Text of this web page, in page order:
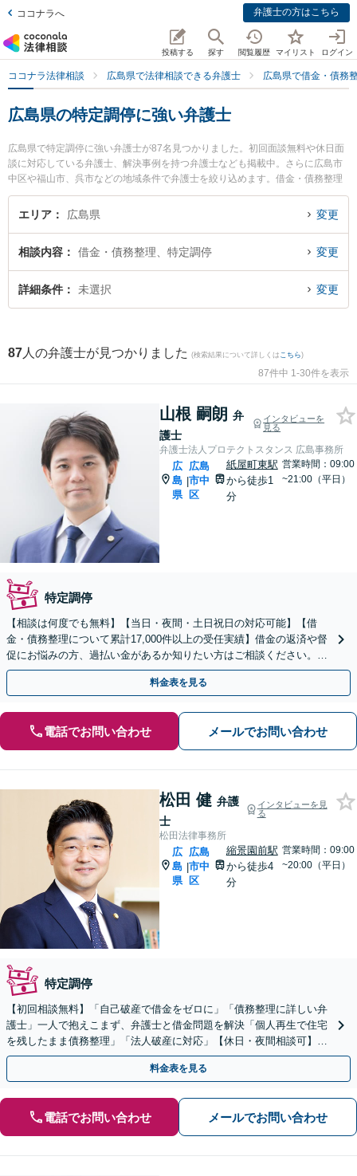
ココナラへ 弁護士の方はこちら
投稿する 探す 閲覧履歴 マイリスト ログイン
ココナラ法律相談 広島県で法律相談できる弁護士 広島県で借金・債務
広島県の特定調停に強い弁護士
広島県で特定調停に強い弁護士が87名見つかりました。初回面談無料や休日面
談に対応している弁護士、解決事例を持つ弁護士なども掲載中。さらに広島市
中区や福山市、呉市などの地域条件で弁護士を絞り込めます。借金・債務整理
に関係する消費者金融の債務整理やクレジット会社の債務整理、リボ払いの債
務整理等の細かな分野での絞り込み検索もでき便利です。特に弁護士法人プロ
情報や弁護士費用、強みなどが注目されています。『広島県で土日や夜間に発
生した特定調停のトラブルを今すぐに弁護士に相談したい』『特定調停のトラ
ブル解決の実績豊富な近くの弁護士を検索したい』『初回相談無料で特定調停
エリア 広島県 変更
相談内容 借金・債務整理、特定調停 変更
詳細条件 未選択 変更
87 人の弁護士が見つかりました (検索結果について詳しくは こちら)
87件中 1-30件を表示
山根 嗣朗 弁
護士
インタビューを
見る
弁護士法人プロテクトスタンス 広島事務所
広
島
県
|
広島
市中
区
紙屋町東駅
から徒歩1
分
営業時間：09:00
~21:00（平日）
特定調停
【相談は何度でも無料】【当日・夜間・土日祝日の対応可能】【借
金・債務整理について累計17,000件以上の受任実績】借金の返済や督
促にお悩みの方、過払い金があるか知りたい方はご相談ください。ベ
ストな解決策を提案いたします。
料金表を見る
電話でお問い合わせ メールでお問い合わせ
松田 健 弁護
士
インタビューを見
る
松田法律事務所
広
島
県
|
広島
市中
区
縮景園前駅
から徒歩4
分
営業時間：09:00
~20:00（平日）
特定調停
【初回相談無料】「自己破産で借金をゼロに」「債務整理に詳しい弁
護士」一人で抱えこまず、弁護士と借金問題を解決「個人再生で住宅
を残したまま債務整理」「法人破産に対応」【休日・夜間相談可】
【縮景園前駅４分】
料金表を見る
電話でお問い合わせ メールでお問い合わせ